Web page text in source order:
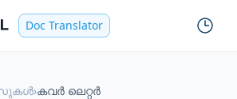
Doc Translator
›കവർ ലെറ്റർ